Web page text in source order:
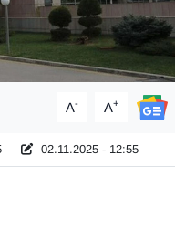
A- A+
02.11.2025 - 12:55